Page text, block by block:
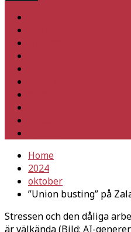
Home
2024
oktober
”Union busting” på
Stressen och den dåliga
är välkända (Bild: AI-